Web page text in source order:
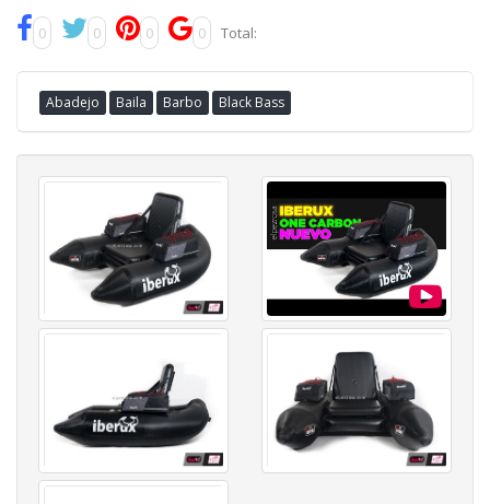
0 0 0 0 Total:
Abadejo Baila Barbo Black Bass